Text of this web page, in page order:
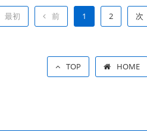
最初 前 1 2 次
TOP HOME